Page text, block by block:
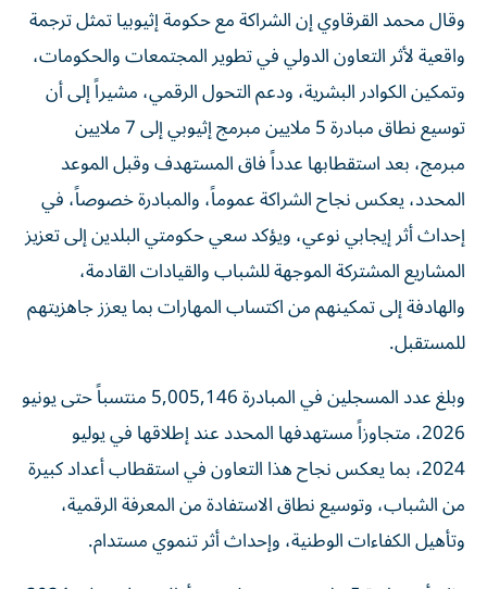
وقال محمد القرقاوي إن الشراكة مع حكومة إثيوبيا تمثل ترجمة
واقعية لأثر التعاون الدولي في تطوير المجتمعات والحكومات،
وتمكين الكوادر البشرية، ودعم التحول الرقمي، مشيراً إلى أن
توسيع نطاق مبادرة 5 ملايين مبرمج إثيوبي إلى 7 ملايين
مبرمج، بعد استقطابها عدداً فاق المستهدف وقبل الموعد
المحدد، يعكس نجاح الشراكة عموماً، والمبادرة خصوصاً، في
إحداث أثر إيجابي نوعي، ويؤكد سعي حكومتي البلدين إلى تعزيز
المشاريع المشتركة الموجهة للشباب والقيادات القادمة،
والهادفة إلى تمكينهم من اكتساب المهارات بما يعزز جاهزيتهم
للمستقبل.
وبلغ عدد المسجلين في المبادرة 5,005,146 منتسباً حتى يونيو
2026، متجاوزاً مستهدفها المحدد عند إطلاقها في يوليو
2024، بما يعكس نجاح هذا التعاون في استقطاب أعداد كبيرة
من الشباب، وتوسيع نطاق الاستفادة من المعرفة الرقمية،
وتأهيل الكفاءات الوطنية، وإحداث أثر تنموي مستدام.